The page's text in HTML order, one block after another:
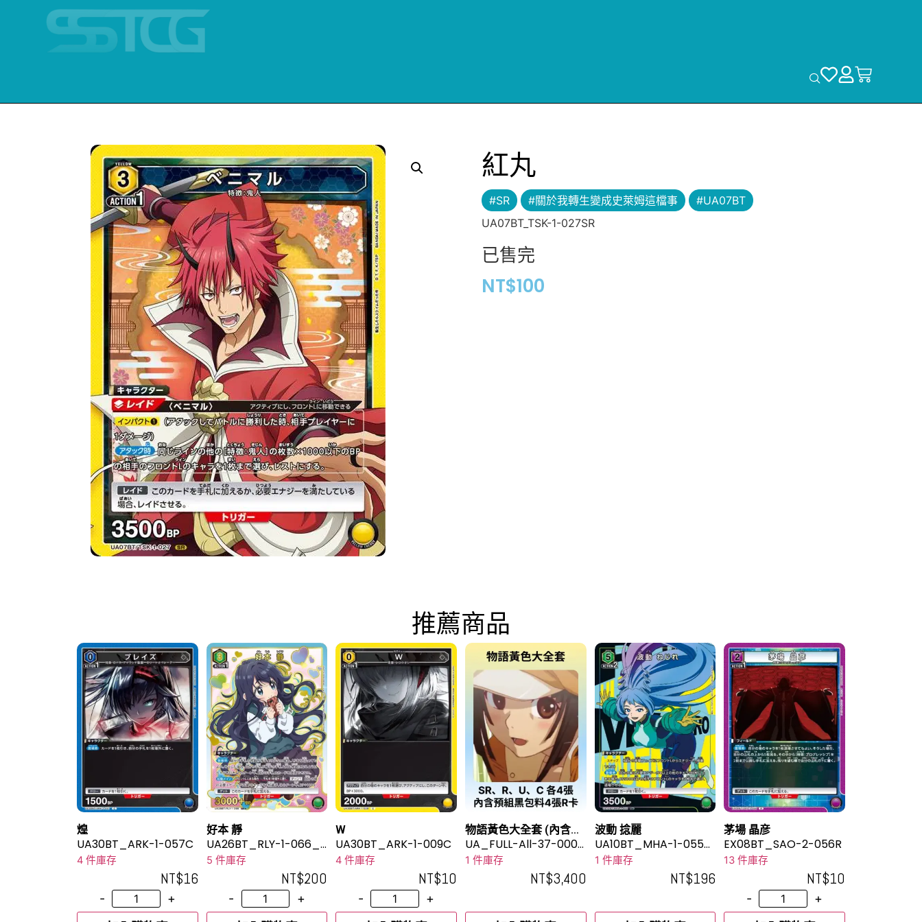
紅丸
#SR #關於我轉生變成史萊姆這檔事
#UA07BT
UA07BT_TSK-1-027SR
已售完
NT$100
推薦商品
煌
UA30BT_ARK-1-057C
4 件庫存
NT$16
-
+
好本 靜
UA26BT_RLY-1-066_2
SR★
5 件庫存
NT$200
-
+
W
UA30BT_ARK-1-009C
4 件庫存
NT$10
-
+
物語黃色大全套 (內含預
組黑包料4張R卡)
UA_FULL-All-37-0002
-1
1 件庫存
NT$3,400
波動 捻麗
UA10BT_MHA-1-055_
2R★
1 件庫存
NT$196
茅場 晶彦
EX08BT_SAO-2-056R
13 件庫存
NT$10
-
+